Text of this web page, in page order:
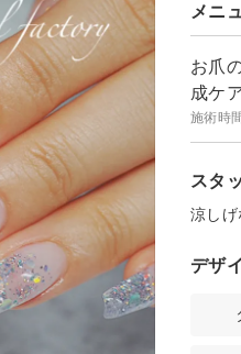
メニ
お爪
成ケ
施術時
スタ
涼し
デザ